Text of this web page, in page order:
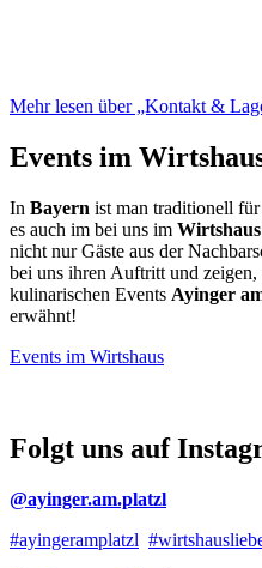
Mehr lesen über „Kontakt &
Events im
In Bayern ist man traditionell
es auch im bei uns im
nicht nur Gäste aus der
bei uns ihren Auftritt und
kulinarischen Events Ayinger
erwähnt!
Events im Wirtshaus
Folgt uns auf
@ayinger.am.platzl
#ayingeramplatzl